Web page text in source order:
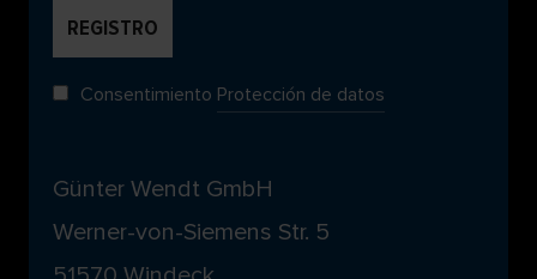
Consentimiento Protección de datos
Günter Wendt GmbH
Werner-von-Siemens Str. 5